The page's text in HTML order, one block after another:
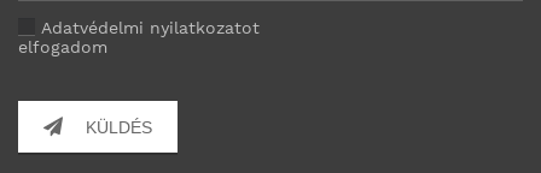
Adatvédelmi nyilatkozatot
elfogadom
KÜLDÉS